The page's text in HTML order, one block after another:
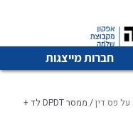
חברות מייצגות
פס דין / ממסר DPDT לד +